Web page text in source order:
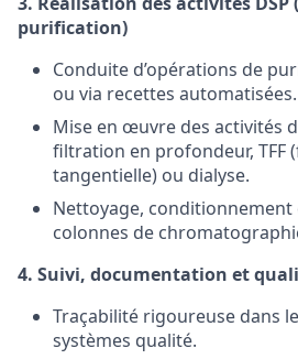
purification)
Conduite d’opérations de
ou via recettes automatisées.
Mise en œuvre des activités
filtration en profondeur, TFF
tangentielle) ou dialyse.
Nettoyage,
colonnes de
4. Suivi, documentation et
Traçabilité rigoureuse dans
systèmes qualité.